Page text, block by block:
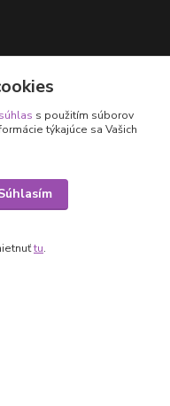
súhlas s použitím súborov
týkajúce sa Vašich
tu.